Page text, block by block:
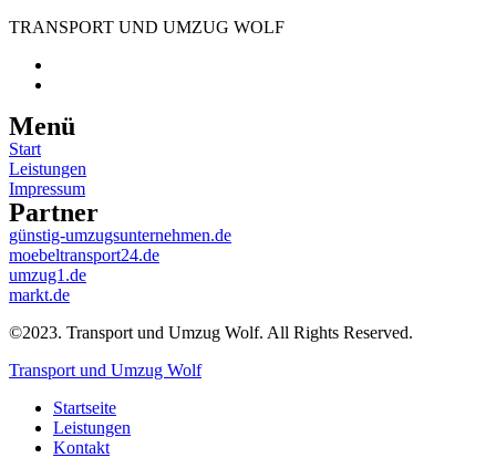
TRANSPORT UND UMZUG WOLF
Menü
Start
Leistungen
Impressum
Partner
günstig-umzugsunternehmen.de
moebeltransport24.de
umzug1.de
markt.de
©2023. Transport und Umzug Wolf. All Rights Reserved.
Transport und Umzug Wolf
Startseite
Leistungen
Kontakt